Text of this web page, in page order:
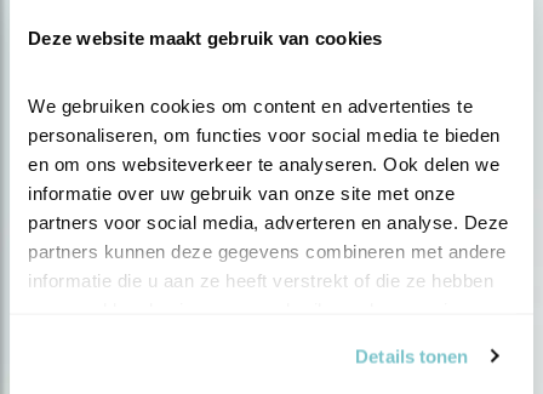
Deze website maakt gebruik van cookies
We gebruiken cookies om content en advertenties te
personaliseren, om functies voor social media te bieden
en om ons websiteverkeer te analyseren. Ook delen we
informatie over uw gebruik van onze site met onze
partners voor social media, adverteren en analyse. Deze
partners kunnen deze gegevens combineren met andere
informatie die u aan ze heeft verstrekt of die ze hebben
Details tonen